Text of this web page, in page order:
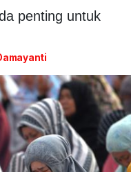
penting untuk